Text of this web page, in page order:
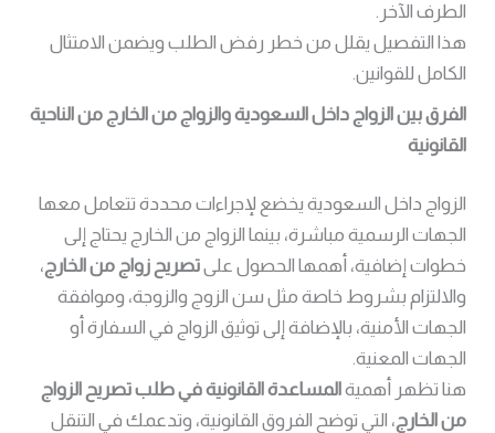
الطرف الآخر.
هذا التفصيل يقلل من خطر رفض الطلب ويضمن الامتثال
الكامل للقوانين.
الفرق بين الزواج داخل السعودية والزواج من الخارج من الناحية
القانونية
الزواج داخل السعودية يخضع لإجراءات محددة تتعامل معها
الجهات الرسمية مباشرة، بينما الزواج من الخارج يحتاج إلى
خطوات إضافية، أهمها الحصول علىتصريح زواج من الخارج،
والالتزام بشروط خاصة مثل سن الزوج والزوجة، وموافقة
الجهات الأمنية، بالإضافة إلى توثيق الزواج في السفارة أو
الجهات المعنية.
هنا تظهر أهميةالمساعدة القانونية في طلب تصريح الزواج
من الخارج، التي توضح الفروق القانونية، وتدعمك في التنقل